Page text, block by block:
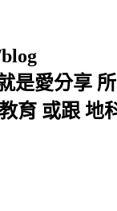
是愛分享
育 或跟 地